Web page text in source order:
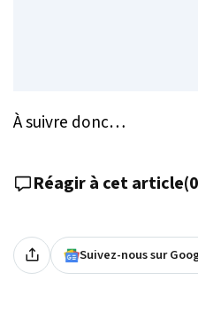
À suivre donc…
Réagir à cet article(0
Suivez-nous sur